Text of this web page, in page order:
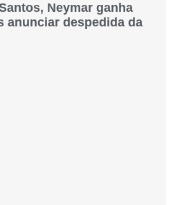
Neymar ganha
anunciar despedida da